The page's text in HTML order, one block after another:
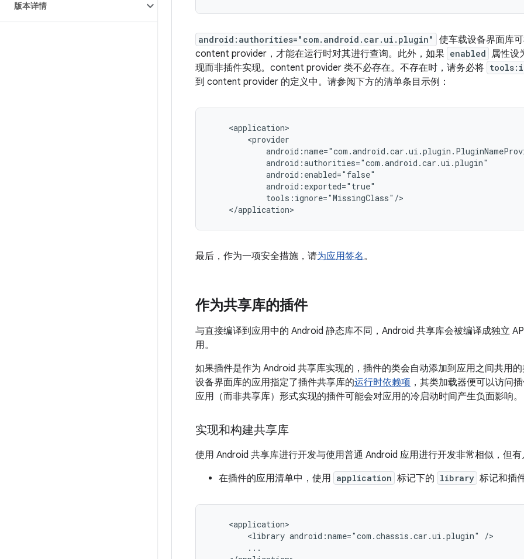
版本详情
android:authorities="com.android.car.ui.plugin"
使车载设备界面库
content provider，才能在运行时对其进行查询。此外，如果 enabled 属性设
现而非插件实现。content provider 类不必存在。不存在时，请务必将
到 content provider 的定义中。请参阅下方的清单条目示例：
最后，作为一项安全措施，请为应用签名。
作为共享库的插件
与直接编译到应用中的 Android 静态库不同，Android 共享库会被编译成独立
用。
如果插件是作为 Android 共享库实现的，插件的类会自动添加到应用之间共用
设备界面库的应用指定了插件共享库的运行时依赖项 ，其类加载器便可以访问
应用（而非共享库）形式实现的插件可能会对应用的冷启动时间产生负面影响。
实现和构建共享库
使用 Android 共享库进行开发与使用普通 Android 应用进行开发非常相似，但
在插件的应用清单中，使用 application 标记下的 library 标记和插
<library android:name="com.chassis.car.ui.plugin"